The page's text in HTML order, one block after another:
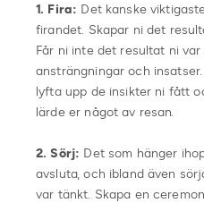
1. Fira: Det kanske
firandet. Skapar ni det
Får ni inte det resultat ni
ansträngningar och
lyfta upp de insikter ni fått
lärde er något av resan.
2. Sörj: Det som hänger
avsluta, och ibland även
var tänkt. Skapa en